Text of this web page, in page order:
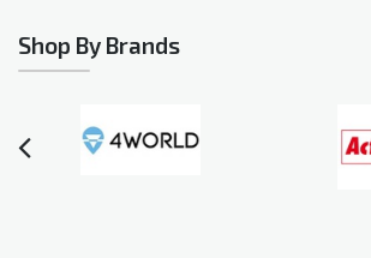
Shop By Brands